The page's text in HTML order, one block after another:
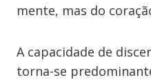
mente, mas do
A capacidade de
torna-se